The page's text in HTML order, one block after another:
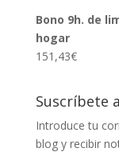
Bono 9h. de
hogar
151,43€
Suscríbete
Introduce tu
blog y recibir